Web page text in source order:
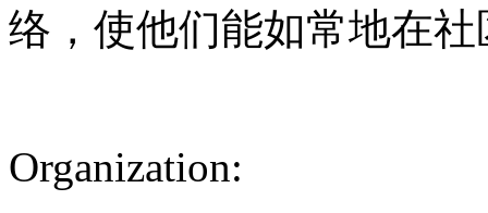
络，使他们能如常地在
Organization: